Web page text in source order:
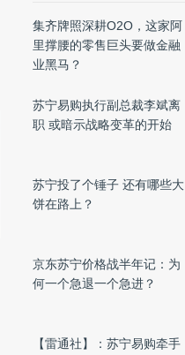
集齐牌照深耕O2O，这家阿
里撑腰的零售巨头要做金融
业黑马？
苏宁易购执行副总裁李斌离
职 或暗示战略变革的开始
苏宁投了个锤子 还有哪些大
饼在路上？
京东苏宁价格战半年记：为
何一个急退一个急进？
【雷通社】：苏宁易购牵手